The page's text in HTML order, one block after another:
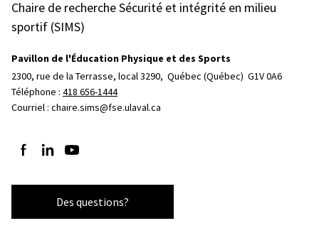
Chaire de recherche Sécurité et intégrité en milieu
sportif (SIMS)
Pavillon de l'Éducation Physique et des Sports
2300, rue de la Terrasse, local 3290, Québec (Québec)  G1V 0A6
Téléphone : 418 656-1444
Courriel : chaire.sims@fse.ulaval.ca
Suivez-nous sur Facebook
Suivez-nous sur LinkedIn
Suivez-nous sur YouTube
Des questions?